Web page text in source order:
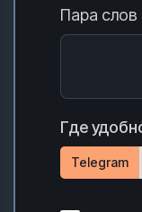
Пара слов
Где
Telegram